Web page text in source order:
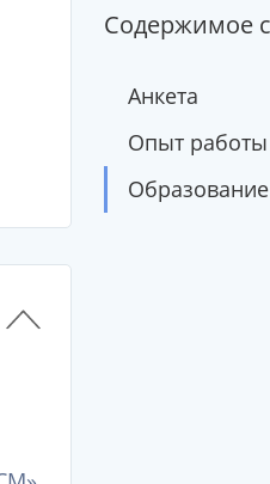
Содержимое
Анкета
Опыт работы
Образование